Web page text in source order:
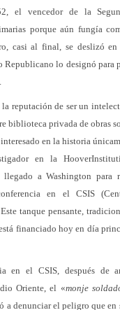
el vencedor de la
porque aún fungía
casi al final, se deslizó
Republicano lo designó para
reputación de ser un
biblioteca privada de obras
en la historia
en la
llegado a Washington para
en el CSIS
tanque pensante,
financiado hoy en día
en el CSIS, después de
Oriente, el «monje
a denunciar el peligro que en